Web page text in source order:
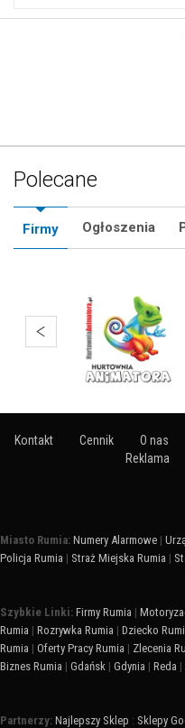
Polecane
Firmy Ogłoszenia
Kontakt Cennik O nas
Reklama
Miasto Rumia: Numery Alarmowe |
Policja Rumia | Straż Miejska Rumia |
Szybkie Linki: Firmy Rumia |
Rumia | Rozrywka Rumia | Dziecko
Rumia | Oferty Pracy Rumia | Zlecenia
Biznes Rumia | Gdańsk | Gdynia | Reda |
Partnerzy: Najlepszy Sklep : Sklepy